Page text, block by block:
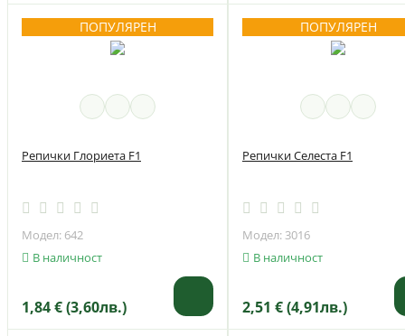
ПОПУЛЯРЕН
Репички Глориета F1
Модел: 642
В наличност
1,84 € (3,60лв.)
ПОПУЛЯРЕН
Репички Селеста F1
Модел: 3016
В наличност
2,51 € (4,91лв.)